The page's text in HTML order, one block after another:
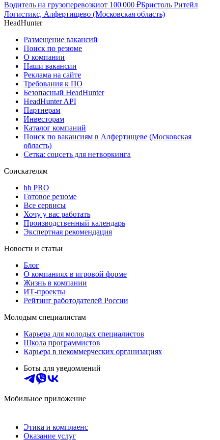
Водитель на грузоперевозкиот 100 000 ₽Бристоль Ритейл
Логистикс, Алфертищево (Московская область)
HeadHunter
Размещение вакансий
Поиск по резюме
О компании
Наши вакансии
Реклама на сайте
Требования к ПО
Безопасный HeadHunter
HeadHunter API
Партнерам
Инвесторам
Каталог компаний
Поиск по вакансиям в Алфертищеве (Московская
область)
Сетка: соцсеть для нетворкинга
Соискателям
hh PRO
Готовое резюме
Все сервисы
Хочу у вас работать
Производственный календарь
Экспертная рекомендация
Новости и статьи
Блог
О компаниях в игровой форме
Жизнь в компании
ИТ-проекты
Рейтинг работодателей России
Молодым специалистам
Карьера для молодых специалистов
Школа программистов
Карьера в некоммерческих организациях
Боты для уведомлений
Мобильное приложение
Этика и комплаенс
Оказание услуг